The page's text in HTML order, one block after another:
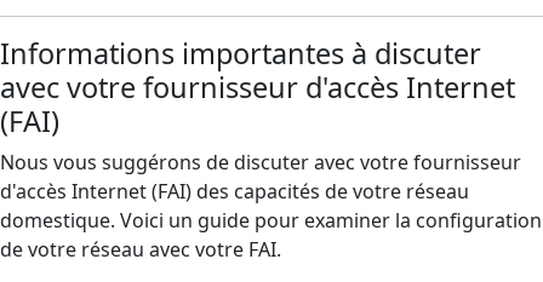
Informations importantes à discuter
avec votre fournisseur d'accès Internet
(FAI)
Nous vous suggérons de discuter avec votre fournisseur
d'accès Internet (FAI) des capacités de votre réseau
domestique. Voici un guide pour examiner la configuration
de votre réseau avec votre FAI.